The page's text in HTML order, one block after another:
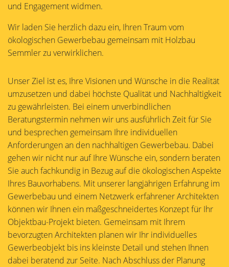
und Engagement widmen.
Wir laden Sie herzlich dazu ein, Ihren Traum vom
ökologischen Gewerbebau gemeinsam mit Holzbau
Semmler zu verwirklichen.
Unser Ziel ist es, Ihre Visionen und Wünsche in die Realität
umzusetzen und dabei höchste Qualität und Nachhaltigkeit
zu gewährleisten. Bei einem unverbindlichen
Beratungstermin nehmen wir uns ausführlich Zeit für Sie
und besprechen gemeinsam Ihre individuellen
Anforderungen an den nachhaltigen Gewerbebau. Dabei
gehen wir nicht nur auf Ihre Wünsche ein, sondern beraten
Sie auch fachkundig in Bezug auf die ökologischen Aspekte
Ihres Bauvorhabens. Mit unserer langjährigen Erfahrung im
Gewerbebau und einem Netzwerk erfahrener Architekten
können wir Ihnen ein maßgeschneidertes Konzept für Ihr
Objektbau-Projekt bieten. Gemeinsam mit Ihrem
bevorzugten Architekten planen wir Ihr individuelles
Gewerbeobjekt bis ins kleinste Detail und stehen Ihnen
dabei beratend zur Seite. Nach Abschluss der Planung